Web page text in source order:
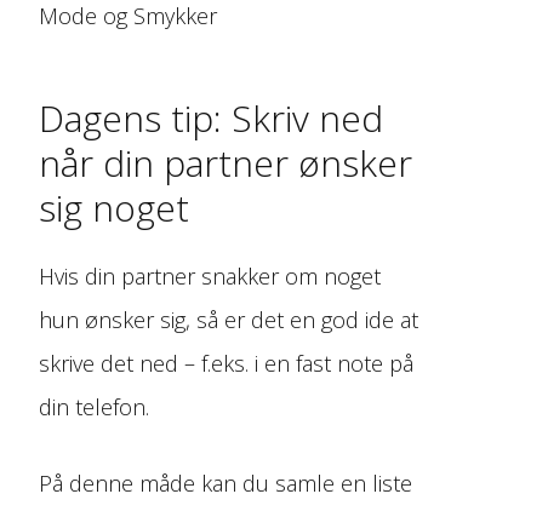
Mode og Smykker
Dagens tip: Skriv ned
når din partner ønsker
sig noget
Hvis din partner snakker om noget
hun ønsker sig, så er det en god ide at
skrive det ned – f.eks. i en fast note på
din telefon.
På denne måde kan du samle en liste